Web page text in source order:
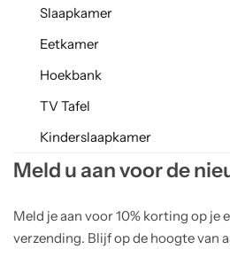
Slaapkamer
Eetkamer
Hoekbank
TV Tafel
Kinderslaapkamer
Meld u aan voor de
Meld je aan voor 10% korting op je
verzending. Blijf op de hoogte van